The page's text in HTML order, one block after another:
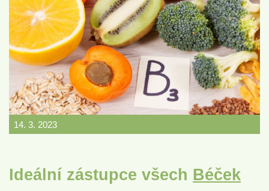
14. 3. 2023
Ideální zástupce všech Béček